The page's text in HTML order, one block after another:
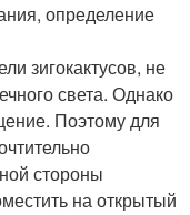
определение
зигокактусов, не
света. Однако
Поэтому для
стороны
на открытый